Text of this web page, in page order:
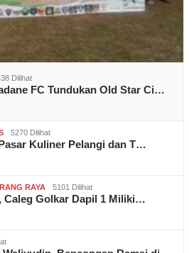
Dilihat
FC Tundukan Old Star Ci…
5270 Dilihat
Kuliner Pelangi dan T…
RAYA 5101 Dilihat
Caleg Golkar Dapil 1 Miliki…